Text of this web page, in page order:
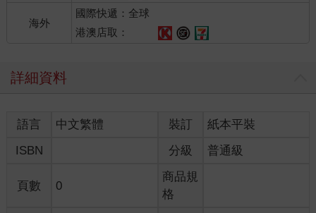
海外
國際快遞：全球
港澳店取：
詳細資料
語言 中文繁體 裝訂
紙本平裝
ISBN
分級 普通級
頁數 0
商品規
格